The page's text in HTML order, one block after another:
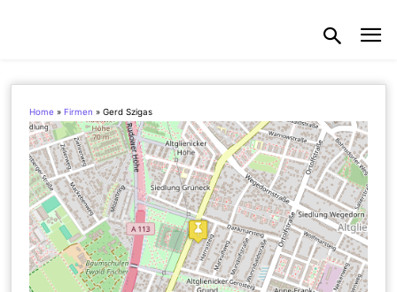
Home » Firmen »Gerd Szigas